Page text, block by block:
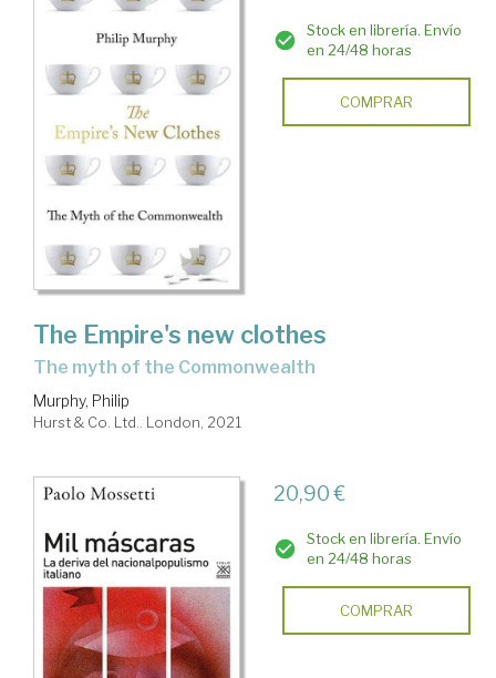
Stock en librería. Envío
en 24/48 horas
COMPRAR
The Empire's new clothes
the myth of the Commonwealth
Murphy, Philip
Hurst & Co. Ltd.. London, 2021
20,90 €
Stock en librería. Envío
en 24/48 horas
COMPRAR